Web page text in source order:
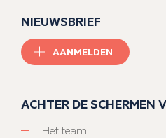
NIEUWSBRIEF
AANMELDEN
ACHTER DE SCHERMEN
Het team